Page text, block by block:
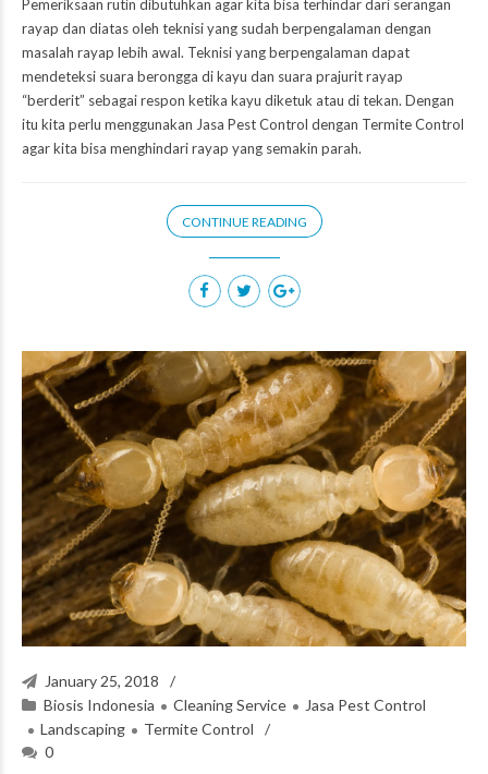
Pemeriksaan rutin dibutuhkan agar kita bisa terhindar dari serangan
rayap dan diatas oleh teknisi yang sudah berpengalaman dengan
masalah rayap lebih awal. Teknisi yang berpengalaman dapat
mendeteksi suara berongga di kayu dan suara prajurit rayap
“berderit” sebagai respon ketika kayu diketuk atau di tekan. Dengan
itu kita perlu menggunakan Jasa Pest Control dengan Termite Control
agar kita bisa menghindari rayap yang semakin parah.
CONTINUE READING
January 25, 2018
Biosis Indonesia
Cleaning Service
Jasa Pest Control
Landscaping
Termite Control
0